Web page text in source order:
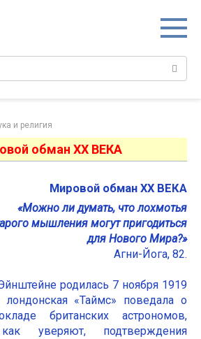
и религия
обман ХХ ВЕКА
Мировой обман ХХ ВЕКА
«Можно ли думать, что лохмотья
мышления могут пригодиться
для Нового Мира?»
Агни-Йога, 82.
родилась 7 ноября 1919
«Таймс» поведала о
британских астрономов,
уверяют, подтверждения